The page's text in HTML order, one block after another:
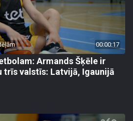
00:00:17
Armands Šķēle ir
trīs valstīs: Latvijā, Igaunijā